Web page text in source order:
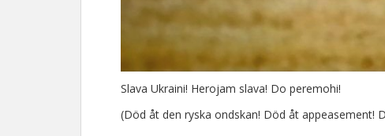
Slava Ukraini! Herojam slava! Do peremohi!
(Död åt den ryska ondskan! Död åt appeasement!